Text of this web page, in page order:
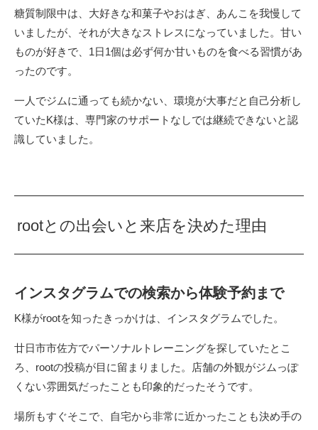
糖質制限中は、大好きな和菓子やおはぎ、あんこを我慢して
いましたが、それが大きなストレスになっていました。甘い
ものが好きで、1日1個は必ず何か甘いものを食べる習慣があ
ったのです。
一人でジムに通っても続かない、環境が大事だと自己分析し
ていたK様は、専門家のサポートなしでは継続できないと認
識していました。
rootとの出会いと来店を決めた理由
インスタグラムでの検索から体験予約まで
K様がrootを知ったきっかけは、インスタグラムでした。
廿日市市佐方でパーソナルトレーニングを探していたとこ
ろ、rootの投稿が目に留まりました。店舗の外観がジムっぽ
くない雰囲気だったことも印象的だったそうです。
場所もすぐそこで、自宅から非常に近かったことも決め手の